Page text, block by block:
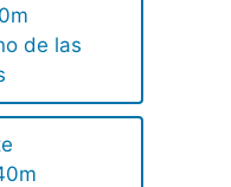
de las